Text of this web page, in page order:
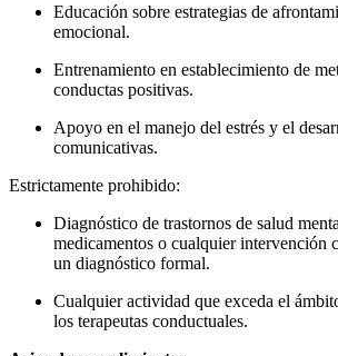
Educación sobre estrategias de
emocional.
Entrenamiento en establecimiento de
conductas positivas.
Apoyo en el manejo del estrés y el
comunicativas.
Estrictamente prohibido:
Diagnóstico de trastornos de salud
medicamentos o cualquier intervención
un diagnóstico formal.
Cualquier actividad que exceda el
los terapeutas conductuales.